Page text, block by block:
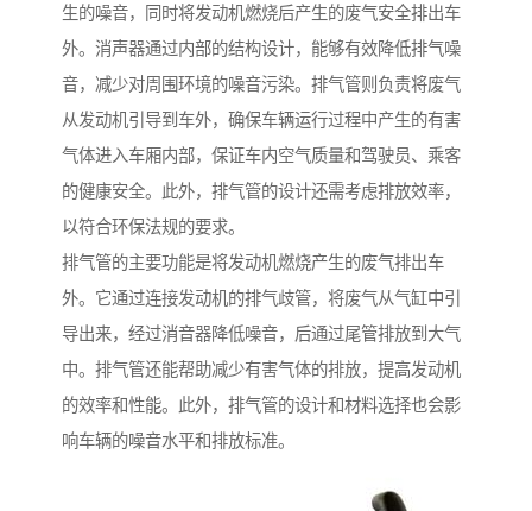
生的噪音，同时将发动机燃烧后产生的废气安全排出车
外。消声器通过内部的结构设计，能够有效降低排气噪
音，减少对周围环境的噪音污染。排气管则负责将废气
从发动机引导到车外，确保车辆运行过程中产生的有害
气体进入车厢内部，保证车内空气质量和驾驶员、乘客
的健康安全。此外，排气管的设计还需考虑排放效率，
以符合环保法规的要求。
排气管的主要功能是将发动机燃烧产生的废气排出车
外。它通过连接发动机的排气歧管，将废气从气缸中引
导出来，经过消音器降低噪音，后通过尾管排放到大气
中。排气管还能帮助减少有害气体的排放，提高发动机
的效率和性能。此外，排气管的设计和材料选择也会影
响车辆的噪音水平和排放标准。